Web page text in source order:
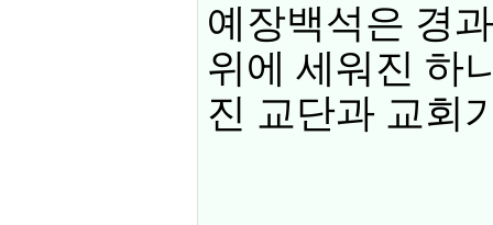
예장백석은 경
위에 세워진 하
진 교단과 교회